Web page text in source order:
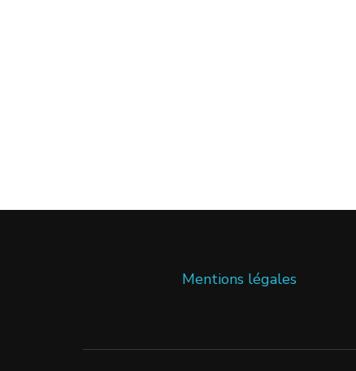
Mentions légales